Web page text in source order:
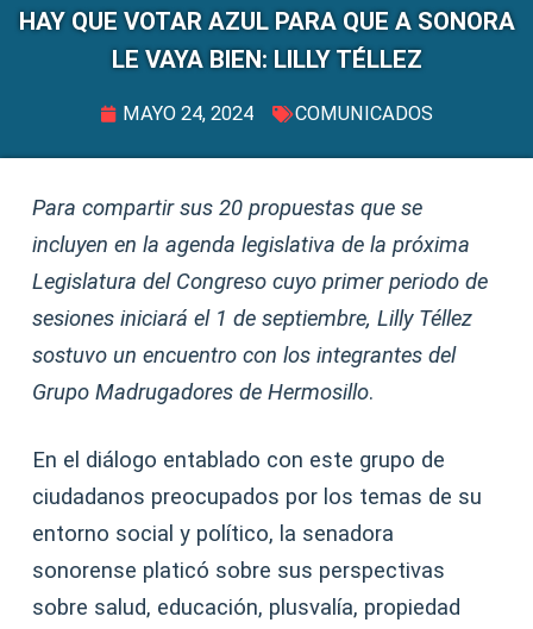
HAY QUE VOTAR AZUL PARA QUE A SONORA
LE VAYA BIEN: LILLY TÉLLEZ
MAYO 24, 2024 COMUNICADOS
Para compartir sus 20 propuestas que se
incluyen en la agenda legislativa de la próxima
Legislatura del Congreso cuyo primer periodo de
sesiones iniciará el 1 de septiembre, Lilly Téllez
sostuvo un encuentro con los integrantes del
Grupo Madrugadores de Hermosillo.
En el diálogo entablado con este grupo de
ciudadanos preocupados por los temas de su
entorno social y político, la senadora
sonorense platicó sobre sus perspectivas
sobre salud, educación, plusvalía, propiedad